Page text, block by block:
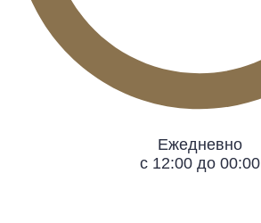
Ежедневно
с 12:00 до 00:00